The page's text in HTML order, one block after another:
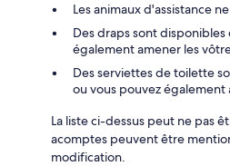
Les animaux d'assistance
Des draps sont
également amener les
Des serviettes de toilette
ou vous pouvez également
La liste ci-dessus peut ne pas
acomptes peuvent être
modification.